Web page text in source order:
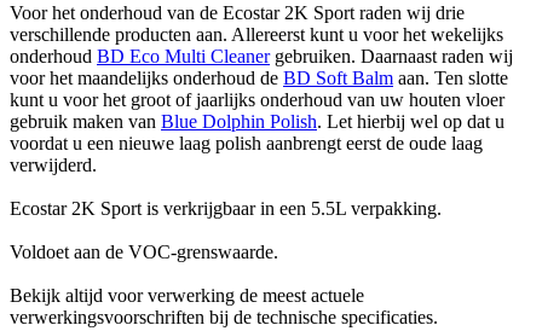
Voor het onderhoud van de Ecostar 2K Sport raden wij drie
verschillende producten aan. Allereerst kunt u voor het wekelijks
onderhoud BD Eco Multi Cleanergebruiken. Daarnaast raden wij
voor het maandelijks onderhoud de BD Soft Balm aan. Ten slotte
kunt u voor het groot of jaarlijks onderhoud van uw houten vloer
gebruik maken van Blue Dolphin Polish. Let hierbij wel op dat u
voordat u een nieuwe laag polish aanbrengt eerst de oude laag
verwijderd.
Ecostar 2K Sport is verkrijgbaar in een 5.5L verpakking.
Voldoet aan de VOC-grenswaarde.
Bekijk altijd voor verwerking de meest actuele
verwerkingsvoorschriften bij de technische specificaties.